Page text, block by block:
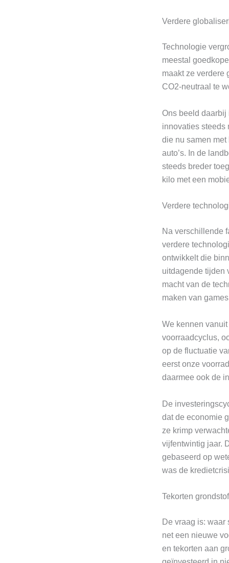
Verdere
Technologie
meestal
maakt ze verdere
CO2-neutraal te
Ons beeld daarbij
innovaties steeds
die nu samen
auto’s. In de
steeds breder
kilo met een
Verdere
Na verschillende
verdere
ontwikkelt die
uitdagende tijden
macht van de
maken van
We kennen
voorraadcyclus,
op de fluctuatie
eerst onze
daarmee ook de
De
dat de economie
ze krimp
vijfentwintig jaar.
gebaseerd op
was de
Tekorten
De vraag is:
net een nieuwe
en tekorten aan